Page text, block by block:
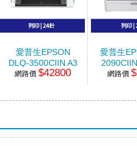
愛普生EPSON
DLQ-3500CIIN A3
24針中文點陣印表
網路價$42800
愛普生
中文點
網路價